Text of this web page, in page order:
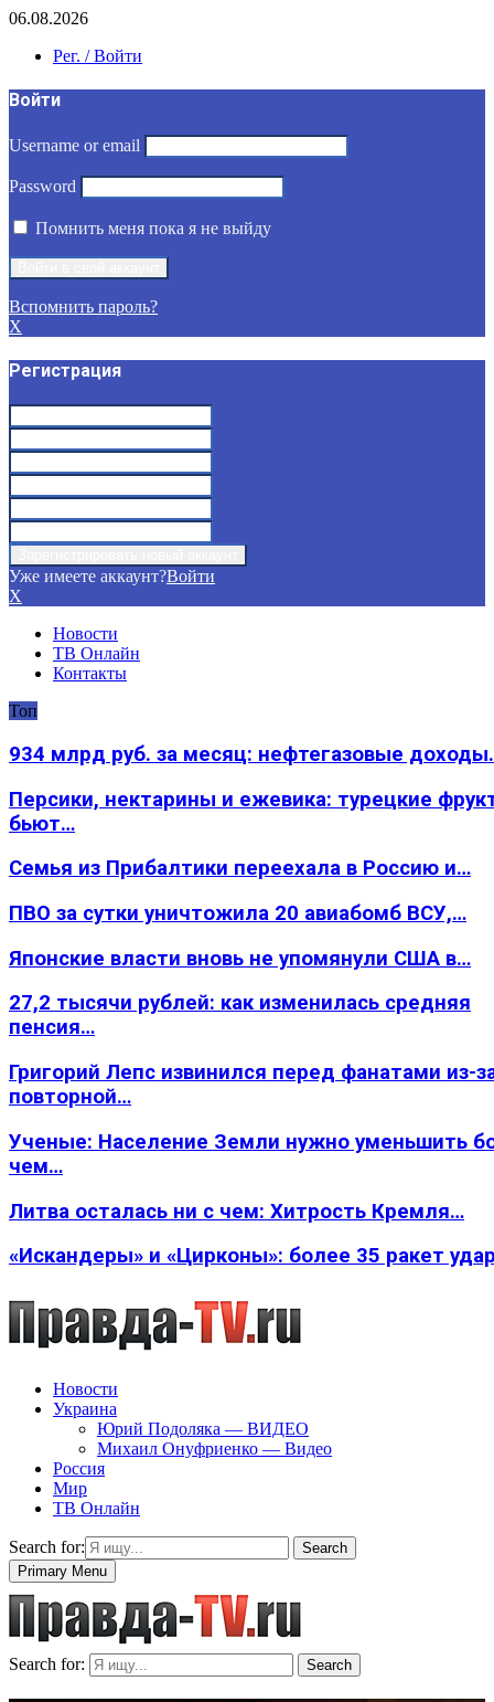
06.08.2026
Рег. / Войти
Войти
Username or email
Password
Помнить меня пока я не выйду
Вспомнить пароль?
X
Регистрация
Уже имеете аккаунт?Войти
X
Новости
ТВ Онлайн
Контакты
Топ
934 млрд руб. за месяц: нефтегазовые
Персики, нектарины и ежевика: турецкие
бьют…
Семья из Прибалтики переехала в Россию и…
ПВО за сутки уничтожила 20 авиабомб ВСУ,…
Японские власти вновь не упомянули США в…
27,2 тысячи рублей: как изменилась средняя
пенсия…
Григорий Лепс извинился перед фанатами из-
повторной…
Ученые: Население Земли нужно уменьшить
чем…
Литва осталась ни с чем: Хитрость Кремля…
«Искандеры» и «Цирконы»: более 35 ракет
Новости
Украина
Юрий Подоляка — ВИДЕО
Михаил Онуфриенко — Видео
Россия
Мир
ТВ Онлайн
Search for:
Search
Primary Menu
Search for: Search